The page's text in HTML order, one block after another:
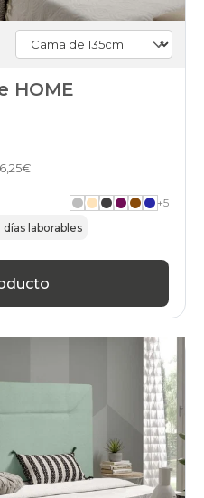
HOME
+5
laborables